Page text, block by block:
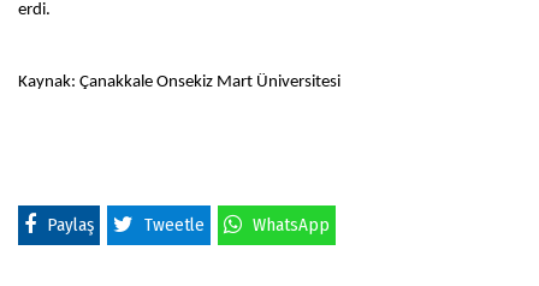
erdi.
Kaynak: Çanakkale Onsekiz Mart Üniversitesi
Paylaş Tweetle WhatsApp